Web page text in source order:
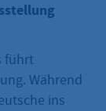
führt
Während
ins